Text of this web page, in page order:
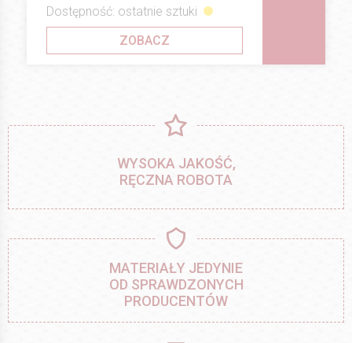
Dostępność: ostatnie sztuki
ZOBACZ
WYSOKA JAKOŚĆ,
RĘCZNA ROBOTA
MATERIAŁY JEDYNIE
OD SPRAWDZONYCH
PRODUCENTÓW